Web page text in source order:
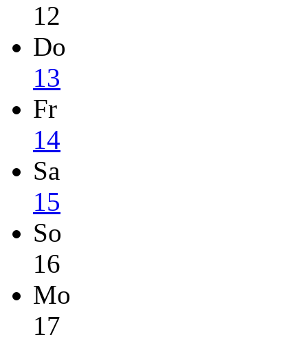
12
Do
13
Fr
14
Sa
15
So
16
Mo
17